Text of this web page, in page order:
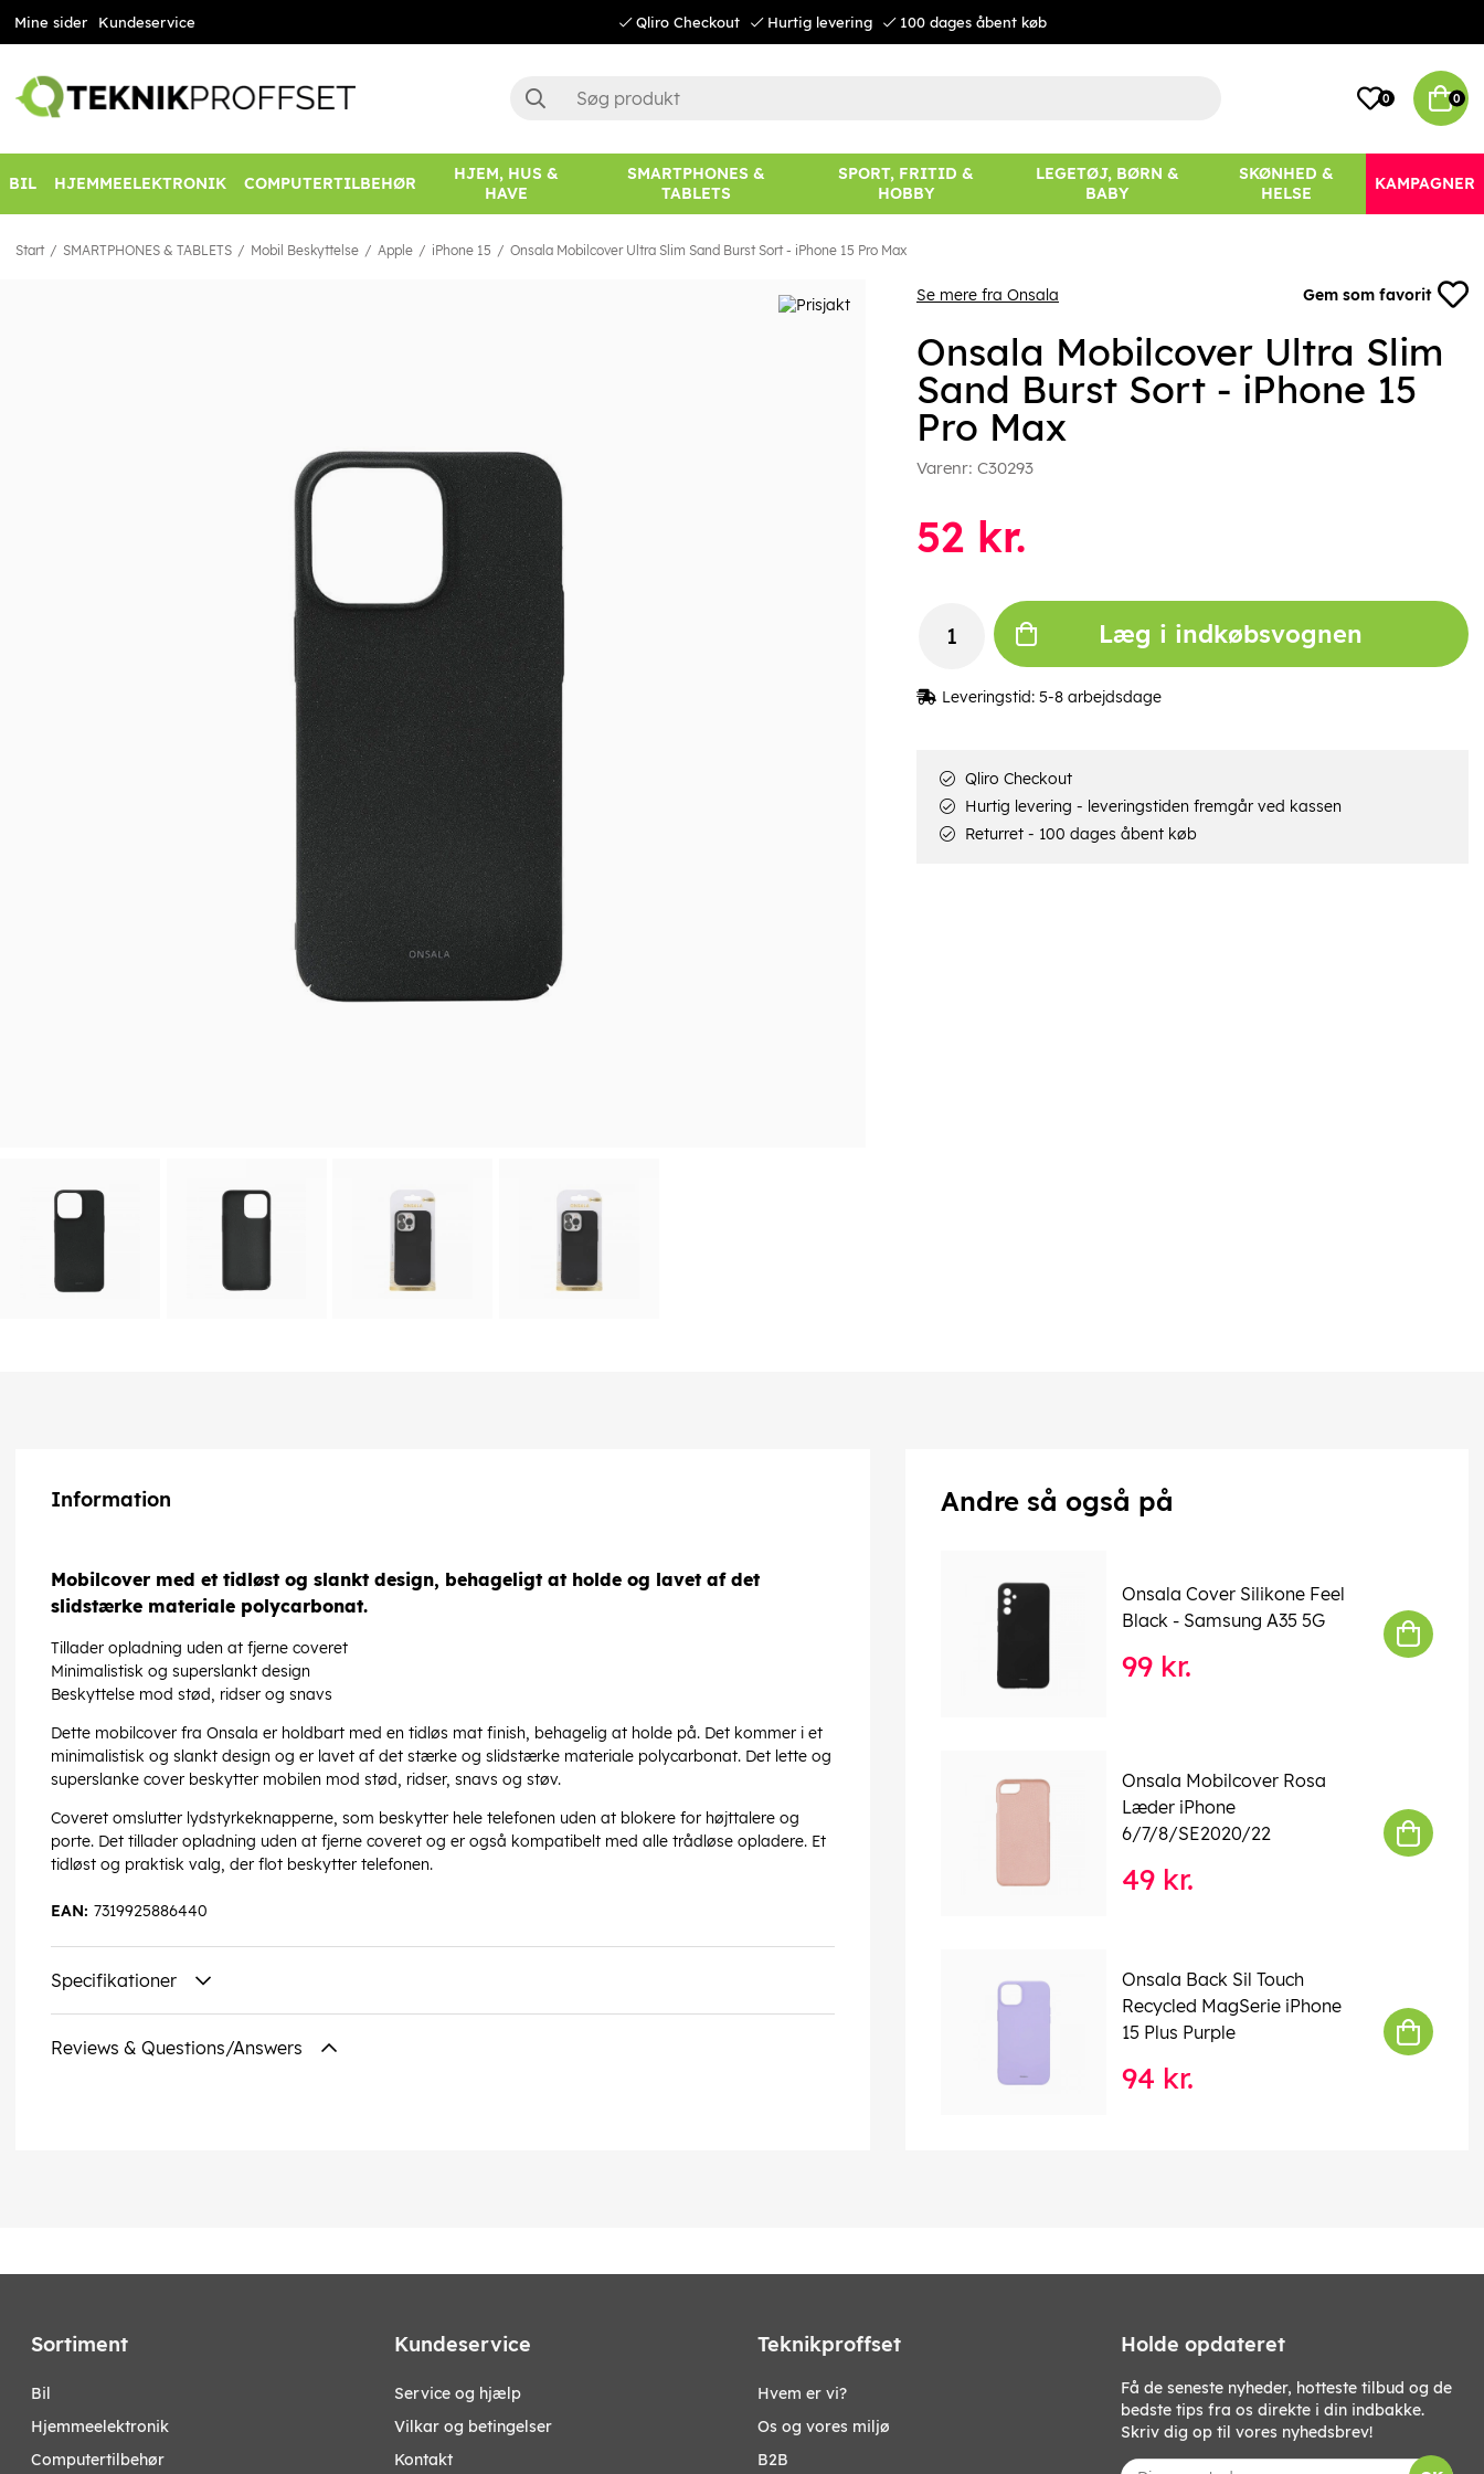
Mine sider Kundeservice Qliro Checkout Hurtig levering 100 dages åbent køb
0 0
BIL HJEMMEELEKTRONIK COMPUTERTILBEHØR
HJEM, HUS &
HAVE
SMARTPHONES &
TABLETS
SPORT, FRITID &
HOBBY
LEGETØJ, BØRN &
BABY
SKØNHED &
HELSE
KAMPAGNER
Start SMARTPHONES & TABLETS Mobil Beskyttelse Apple iPhone 15 Onsala Mobilcover Ultra Slim Sand Burst Sort - iPhone 15 Pro Max
Se mere fra Onsala Gem som favorit
Onsala Mobilcover Ultra Slim
Sand Burst Sort - iPhone 15
Pro Max
Varenr: C30293
52kr.
Læg i indkøbsvognen
Leveringstid: 5-8 arbejdsdage
Qliro Checkout
Hurtig levering - leveringstiden fremgår ved kassen
Returret - 100 dages åbent køb
Information
Mobilcover med et tidløst og slankt design, behageligt at holde og lavet af det
slidstærke materiale polycarbonat.
Tillader opladning uden at fjerne coveret
Minimalistisk og superslankt design
Beskyttelse mod stød, ridser og snavs
Dette mobilcover fra Onsala er holdbart med en tidløs mat finish, behagelig at holde på. Det kommer i et
minimalistisk og slankt design og er lavet af det stærke og slidstærke materiale polycarbonat. Det lette og
superslanke cover beskytter mobilen mod stød, ridser, snavs og støv.
Coveret omslutter lydstyrkeknapperne, som beskytter hele telefonen uden at blokere for højttalere og
porte. Det tillader opladning uden at fjerne coveret og er også kompatibelt med alle trådløse opladere. Et
tidløst og praktisk valg, der flot beskytter telefonen.
7319925886440
EAN:
Specifikationer
Reviews & Questions/Answers
Andre så også på
Onsala Cover Silikone Feel
Black - Samsung A35 5G
99 kr.
Onsala Mobilcover Rosa
Læder iPhone
6/7/8/SE2020/22
49 kr.
Onsala Back Sil Touch
Recycled MagSerie iPhone
15 Plus Purple
94 kr.
Sortiment
bil
hjemmeelektronik
computertilbehør
Kundeservice
Service og hjælp
Vilkar og betingelser
Kontakt
Teknikproffset
Hvem er vi?
Os og vores miljø
B2B
Holde opdateret
Få de seneste nyheder, hotteste tilbud og de
bedste tips fra os direkte i din indbakke.
Skriv dig op til vores nyhedsbrev!